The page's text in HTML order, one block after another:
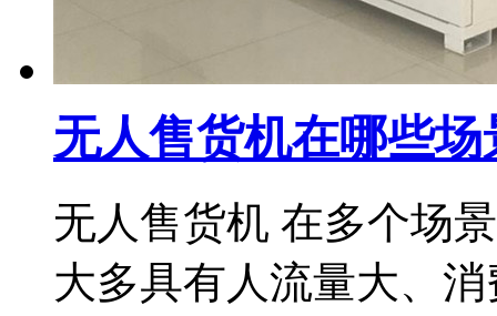
无人售货机在哪些
无人售货机 在多个场
大多具有人流量大、